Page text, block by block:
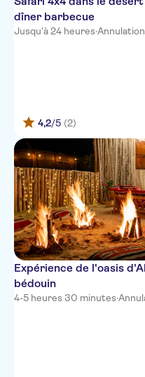
Novotel Dubai Al
Zabeel House by
Lavender Hotel Deira
The First Collection
Dubai, a Tribute
Holiday Inn Al
Flora Creek Deluxe
Apartments
Lewana Hotel
dîner barbecue
Jusqu'à 24 heures·
4,2/5 (2)
Expérience de l'oasis
bédouin
4-5 heures 30 minutes·